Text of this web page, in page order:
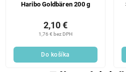
Haribo Goldbären 200 g
1,76 € bez DPH
2,10 €
Do košíka